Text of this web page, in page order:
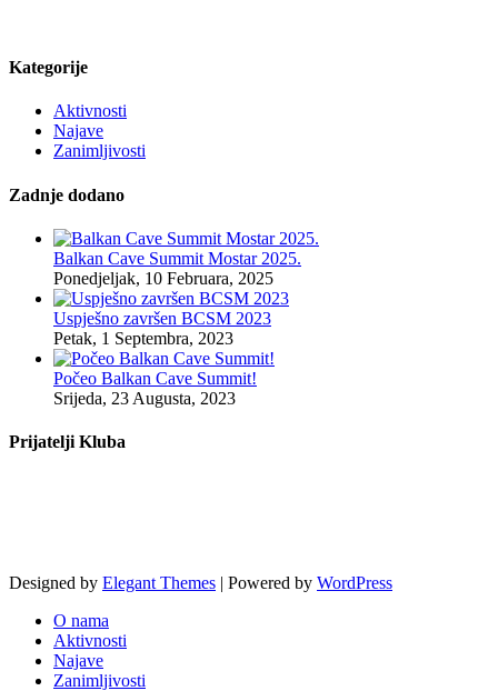
Kategorije
Aktivnosti
Najave
Zanimljivosti
Zadnje dodano
Balkan Cave Summit Mostar 2025.
Ponedjeljak, 10 Februara, 2025
Uspješno završen BCSM 2023
Petak, 1 Septembra, 2023
Počeo Balkan Cave Summit!
Srijeda, 23 Augusta, 2023
Prijatelji Kluba
Designed by Elegant Themes | Powered by WordPress
O nama
Aktivnosti
Najave
Zanimljivosti